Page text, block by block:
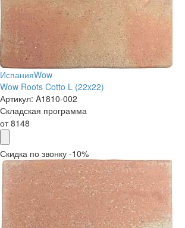
ИспанияWow
Wow Roots Cotto L (22x22)
Артикул: A1810-002
Складская программа
от8148
Скидка по звонку -10%